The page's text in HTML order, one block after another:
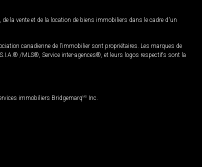
la vente et de la location de biens immobiliers dans le cadre d'un
canadienne de l’immobilier sont propriétaires. Les marques de
/MLS®, Service inter-agences®, et leurs logos respectifs sont la
immobiliers BridgemarqMD Inc.